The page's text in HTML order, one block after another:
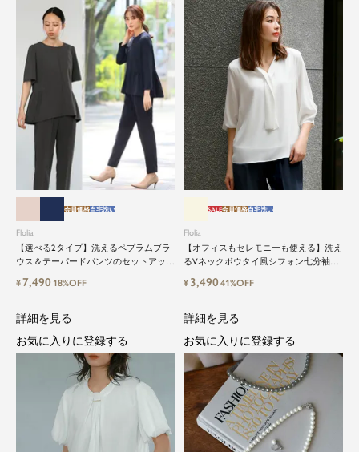
Flolia
【選べる2タイプ】洗えるペプラムブラ
ウス＆テーパードパンツのセットアップ
会員価格自宅洗い
¥7,490 18%OFF
Flolia
【オフィスもセレモニーも使える】洗え
るVネックボウタイ風シフォン七分袖ビ
SALE会員価格自宅洗い
¥ 3,49041%OFF
詳細を見る
お気に入りに登録する
詳細を見る
お気に入りに登録する